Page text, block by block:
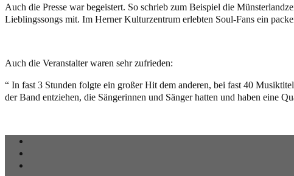
Auch die Presse war begeistert. So schrieb zum Beispiel die
Lieblingssongs mit. Im Herner Kulturzentrum erlebten Soul-Fans ein
Auch die Veranstalter waren sehr zufrieden:
“ In fast 3 Stunden folgte ein großer Hit dem anderen, bei fast 40
der Band entziehen, die Sängerinnen und Sänger hatten und haben eine